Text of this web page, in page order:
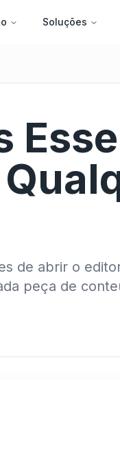
Soluções
de abrir o
peça de